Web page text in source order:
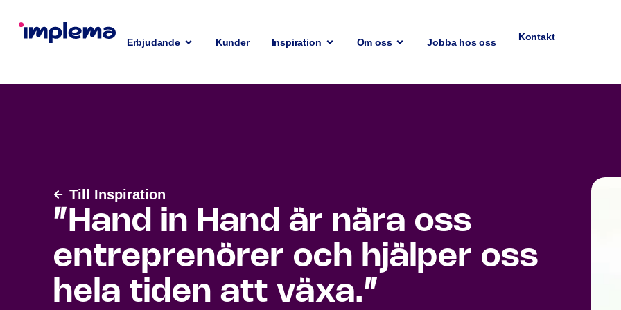
Erbjudande Kunder Inspiration Om oss Jobba hos oss Kontakt
Till Inspiration
”Hand in Hand är nära oss
entreprenörer och hjälper oss
hela tiden att växa.”